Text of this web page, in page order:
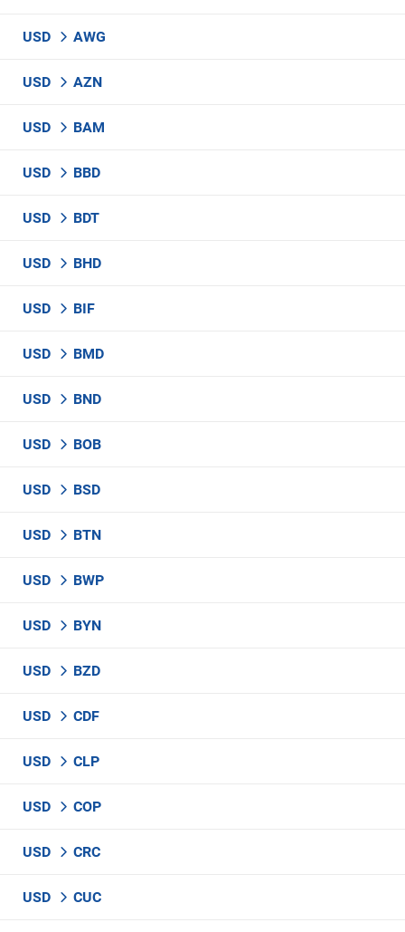
USD AWG
USD AZN
USD BAM
USD BBD
USD BDT
USD BHD
USD BIF
USD BMD
USD BND
USD BOB
USD BSD
USD BTN
USD BWP
USD BYN
USD BZD
USD CDF
USD CLP
USD COP
USD CRC
USD CUC